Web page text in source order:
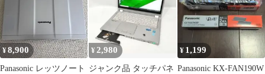
¥8,900
Panasonic レッツノート
¥2,980
ジャンク品 タッチパネ
¥ 1,199
Panasonic KX-FAN190W